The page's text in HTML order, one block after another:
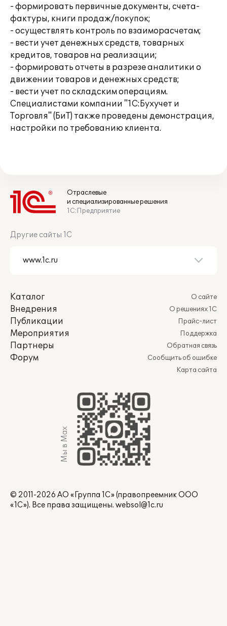
- формировать первичные документы, счета-
фактуры, книги продаж/покупок;
- осуществлять контроль по взаиморасчетам;
- вести учет денежных средств, товарных
кредитов, товаров на реализации;
- формировать отчеты в разрезе аналитики о
движении товаров и денежных средств;
- вести учет по складским операциям.
Специалистами компании "1С:Бухучет и
Торговля" (БиТ) также проведены демонстрация,
настройки по требованию клиента.
Отраслевые
и специализированные решения
1С:Предприятие
Другие сайты 1С
Каталог
Внедрения
Публикации
Мероприятия
Партнеры
Форум
О сайте
О решениях 1С
Прайс-лист
Поддержка
Обратная связь
Сообщить об ошибке
Карта сайта
Мы в Max
© 2011-2026 АО «Группа 1С» (правопреемник ООО
«1С»). Все права защищены. websol@1c.ru